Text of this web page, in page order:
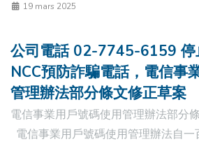
19 mars 2025
公司電話 02-7745-6159 停
NCC預防詐騙電話，電信事
管理辦法部分條文修正草案
電信事業用戶號碼使用管理辦法部分
電信事業用戶號碼使用管理辦法自